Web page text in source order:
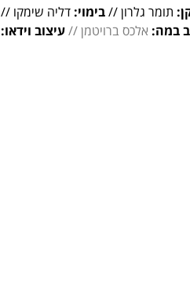
תומר גלרון //בימוי: דליה שימקו //
במה: אלכס ברויטמן //עיצוב וידאו: